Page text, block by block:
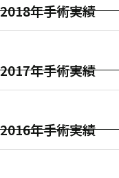
2018年手術実績
2017年手術実績
2016年手術実績